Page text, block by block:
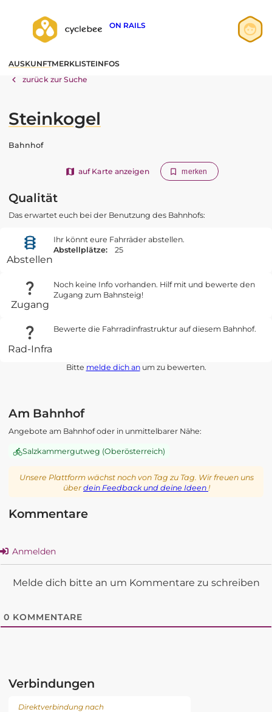
ON RAILS
AUSKUNFTMERKLISTEINFOS
zurück zur Suche
Steinkogel
Bahnhof
auf Karte anzeigen merken
Qualität
Das erwartet euch bei der Benutzung des Bahnhofs:
Abstellen
Ihr könnt eure Fahrräder abstellen.
Abstellplätze:
25
Zugang
Noch keine Info vorhanden. Hilf mit und bewerte den
Zugang zum Bahnsteig!
Rad-Infra
Bewerte die Fahrradinfrastruktur auf diesem Bahnhof.
Bitte melde dich anum zu bewerten.
Am Bahnhof
Angebote am Bahnhof oder in unmittelbarer Nähe:
Salzkammergutweg (Oberösterreich)
Unsere Plattform wächst noch von Tag zu Tag. Wir freuen uns
überdein Feedback und deine Ideen !
Kommentare
Anmelden
Melde dich bitte an um Kommentare zu schreiben
0 KOMMENTARE
Verbindungen
Direktverbindung nach